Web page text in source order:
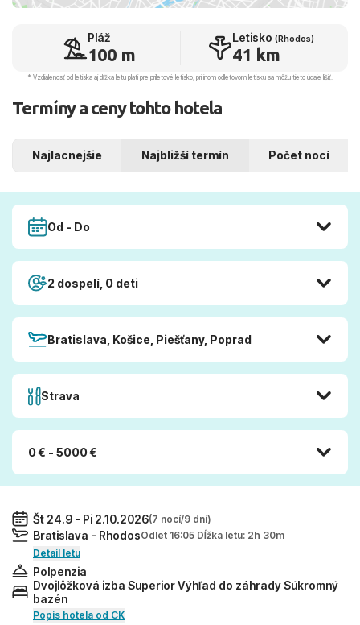
Pláž
100 m
Letisko (Rhodos)
41 km
* Vzdialenosť od letiska aj dľžka letu platí pre príletové letisko, pri inom odletovom letisku sa môžu tieto údaje líšiť.
Termíny a ceny tohto hotela
Najlacnejšie Najbližší termín Počet nocí
Od - Do
2 dospelí, 0 deti
Bratislava, Košice, Piešťany, Poprad
Strava
0 € - 5000 €
Št 24.9 - Pi 2.10.2026(7 nocí/9 dní)
Bratislava - RhodosOdlet 16:05 Dĺžka letu: 2h 30m
Detail letu
Polpenzia
Dvojlôžková izba Superior Výhľad do záhrady Súkromný
bazén
Popis hotela od CK